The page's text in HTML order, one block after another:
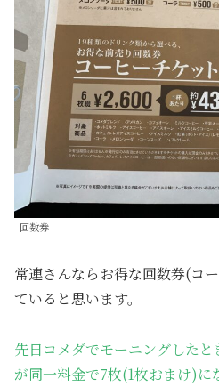
回数券
常連さんならお得な回数券(コ
ていると思います。
先日コメダでモーニングした
が同一料金で7枚(1枚おまけ)に